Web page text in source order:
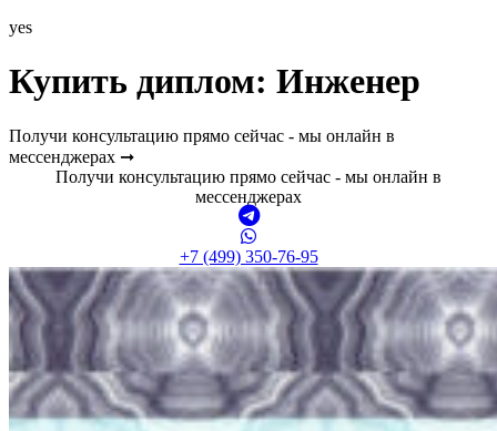
yes
Купить диплом: Инженер
Получи консультацию прямо сейчас - мы онлайн в
мессенджерах ➞
Получи консультацию прямо сейчас - мы онлайн в
мессенджерах
+7 (499) 350-76-95